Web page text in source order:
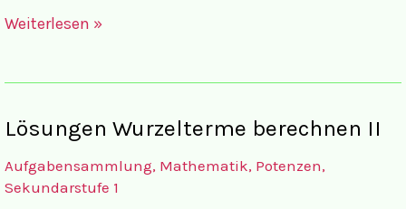
Dreisatz-
Weiterlesen »
Lösungen Wurzelterme berechnen II
Aufgabensammlung, Mathematik, Potenzen,
Sekundarstufe 1